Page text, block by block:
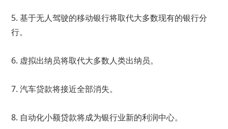
5. 基于无人驾驶的移动银行将取代大多数现有的银行分
行。
6. 虚拟出纳员将取代大多数人类出纳员。
7. 汽车贷款将接近全部消失。
8. 自动化小额贷款将成为银行业新的利润中心。